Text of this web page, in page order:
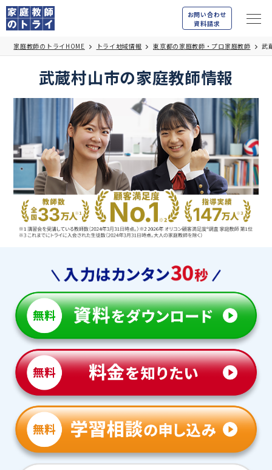
お問い合わせ
資料請求
家庭教師のトライHOME トライ地域情報 東京都の家庭教師・プロ家庭教師 武
武蔵村山市の家庭教師情報